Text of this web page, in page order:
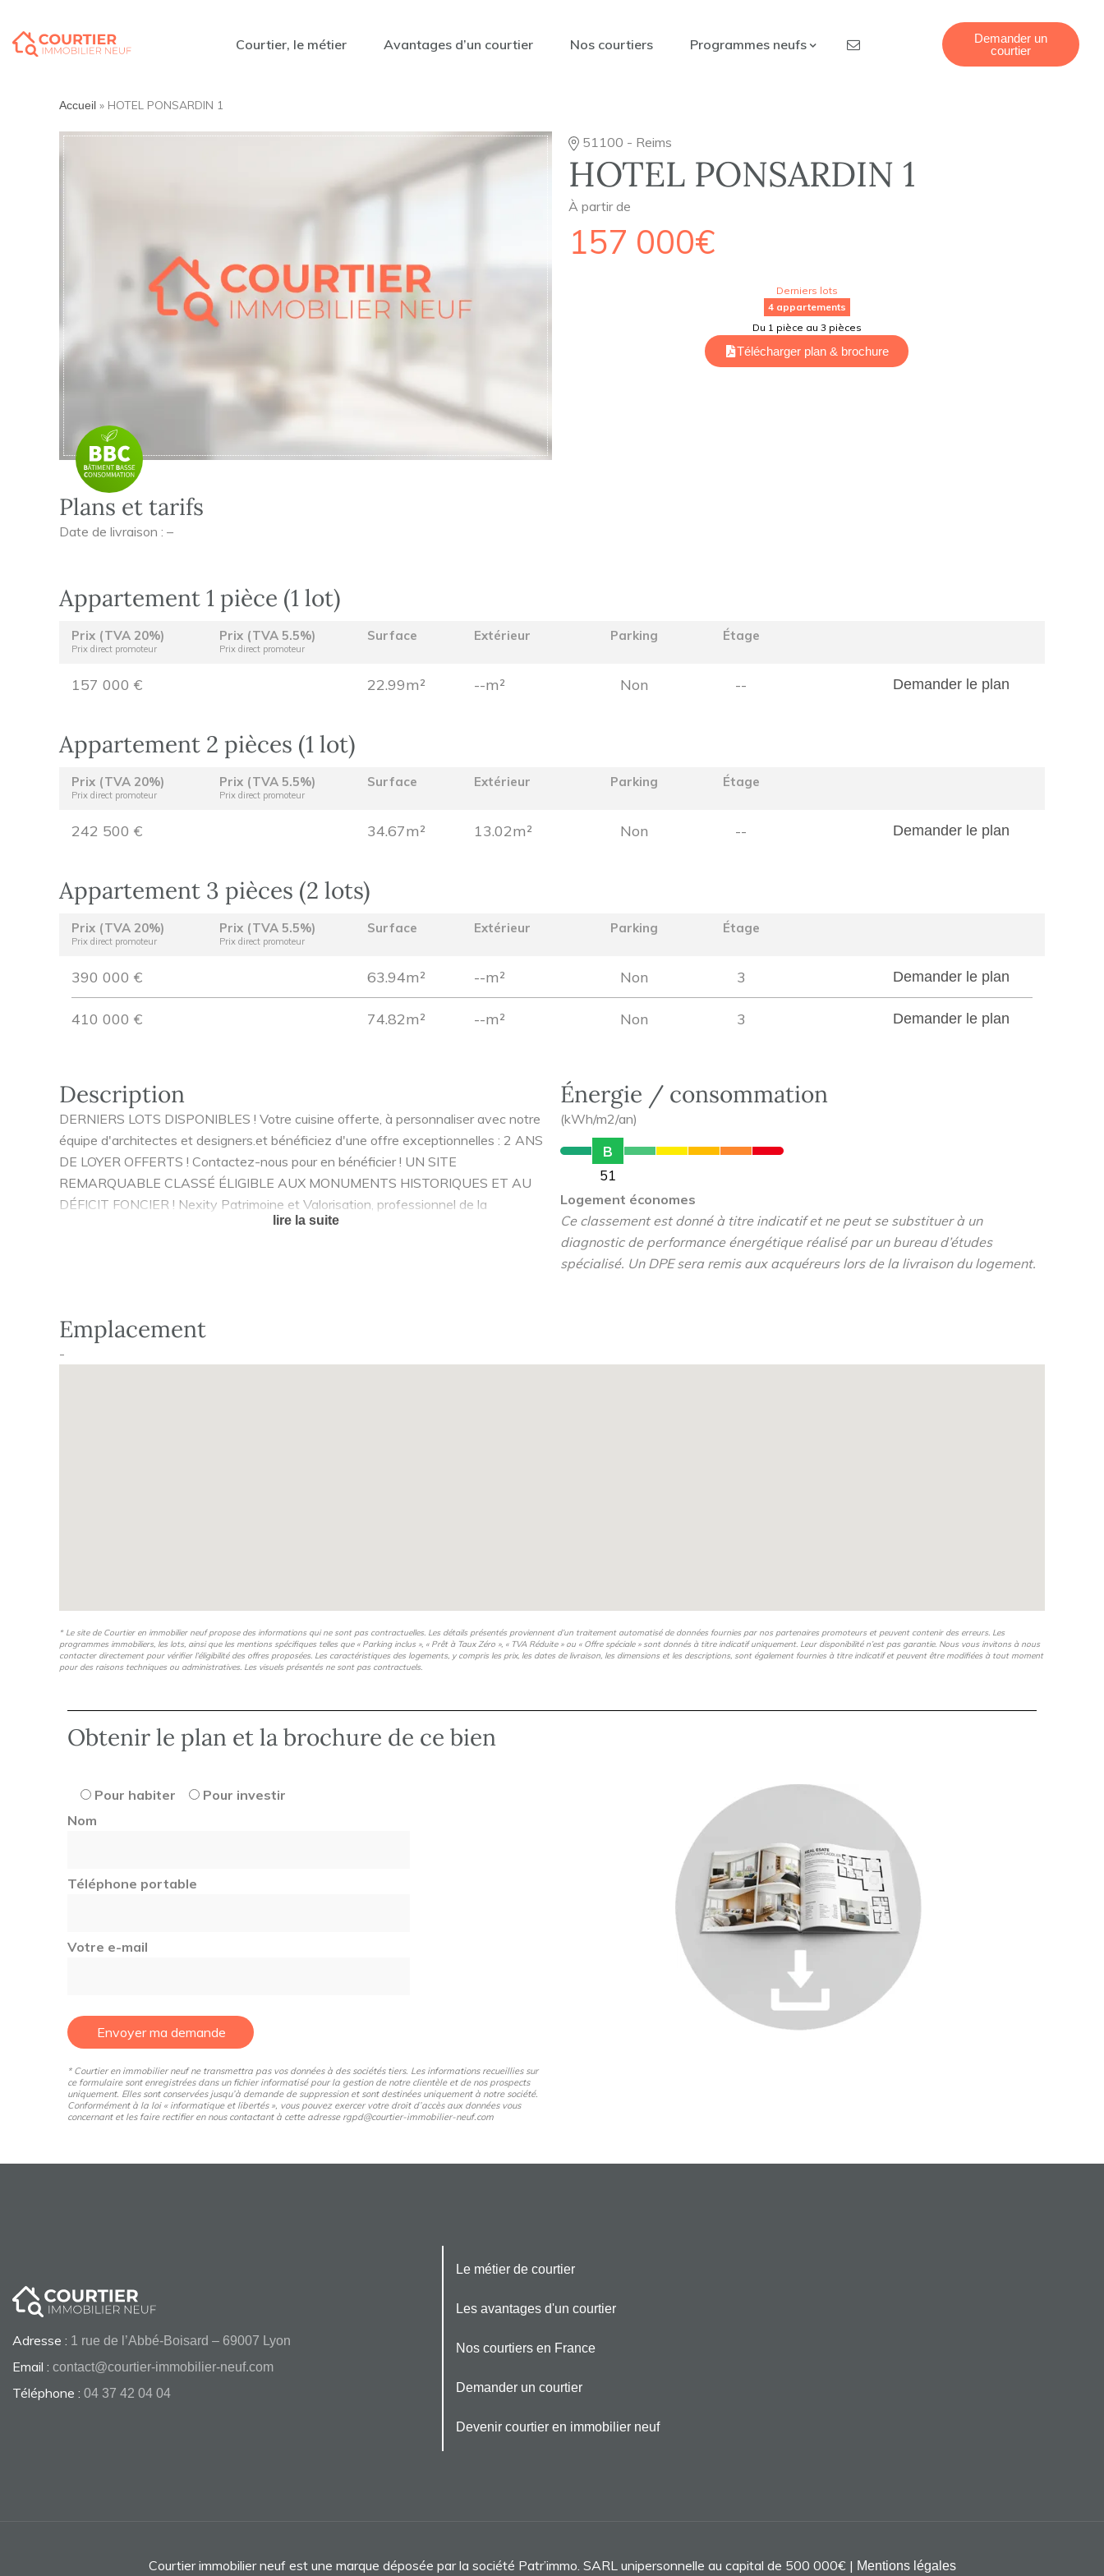
Courtier, le métier Avantages d’un courtier Nos courtiers Programmes neufs
Demander un
courtier
Accueil » HOTEL PONSARDIN 1
51100 - Reims
HOTEL PONSARDIN 1
À partir de
157 000€
Derniers lots
4 appartements
Du 1 pièce au 3 pièces
Télécharger plan & brochure
Plans et tarifs
Date de livraison : –
Appartement 1 pièce (1 lot)
Prix (TVA 20%)
Prix direct promoteur
Prix (TVA 5.5%)
Prix direct promoteur
Surface Extérieur Parking Étage
157 000 € 22.99m² --m² Non -- Demander le plan
Appartement 2 pièces (1 lot)
Prix (TVA 20%)
Prix direct promoteur
Prix (TVA 5.5%)
Prix direct promoteur
Surface Extérieur Parking Étage
242 500 € 34.67m² 13.02m² Non -- Demander le plan
Appartement 3 pièces (2 lots)
Prix (TVA 20%)
Prix direct promoteur
Prix (TVA 5.5%)
Prix direct promoteur
Surface Extérieur Parking Étage
390 000 € 63.94m² --m² Non 3 Demander le plan
410 000 € 74.82m² --m² Non 3 Demander le plan
Description
DERNIERS LOTS DISPONIBLES ! Votre cuisine offerte, à personnaliser avec notre
équipe d'architectes et designers.et bénéficiez d'une offre exceptionnelles : 2 ANS
DE LOYER OFFERTS ! Contactez-nous pour en bénéficier ! UN SITE
REMARQUABLE CLASSÉ ÉLIGIBLE AUX MONUMENTS HISTORIQUES ET AU
DÉFICIT FONCIER ! Nexity Patrimoine et Valorisation, professionnel de la
restauration de bâtiment, propose de donner un nouveau souffle à l'Hôtel Ponsardin
bien classé et profitez d'avantages fiscaux exceptionnels.
lire la suite
Énergie / consommation
(kWh/m2/an)
B
51
Logement économes
Ce classement est donné à titre indicatif et ne peut se substituer à un
diagnostic de performance énergétique réalisé par un bureau d’études
spécialisé. Un DPE sera remis aux acquéreurs lors de la livraison du logement.
Emplacement
-
* Le site de Courtier en immobilier neuf propose des informations qui ne sont pas contractuelles. Les détails présentés proviennent d’un traitement automatisé de données fournies par nos partenaires promoteurs et peuvent contenir des erreurs. Les
programmes immobiliers, les lots, ainsi que les mentions spécifiques telles que « Parking inclus », « Prêt à Taux Zéro », « TVA Réduite » ou « Offre spéciale » sont donnés à titre indicatif uniquement. Leur disponibilité n’est pas garantie. Nous vous invitons à nous
contacter directement pour vérifier l’éligibilité des offres proposées. Les caractéristiques des logements, y compris les prix, les dates de livraison, les dimensions et les descriptions, sont également fournies à titre indicatif et peuvent être modifiées à tout moment
pour des raisons techniques ou administratives. Les visuels présentés ne sont pas contractuels.
Obtenir le plan et la brochure de ce bien
Pour habiter
Pour investir
Nom
Téléphone portable
Votre e-mail
Envoyer ma demande
* Courtier en immobilier neuf ne transmettra pas vos données à des sociétés tiers. Les informations recueillies sur
ce formulaire sont enregistrées dans un fichier informatisé pour la gestion de notre clientèle et de nos prospects
uniquement. Elles sont conservées jusqu’à demande de suppression et sont destinées uniquement à notre société.
Conformément à la loi « informatique et libertés », vous pouvez exercer votre droit d’accès aux données vous
concernant et les faire rectifier en nous contactant à cette adresse rgpd@courtier-immobilier-neuf.com
Adresse : 1 rue de l’Abbé-Boisard – 69007 Lyon
Email : contact@courtier-immobilier-neuf.com
Téléphone : 04 37 42 04 04
Le métier de courtier
Les avantages d'un courtier
Nos courtiers en France
Demander un courtier
Devenir courtier en immobilier neuf
Courtier immobilier neuf est une marque déposée par la société Patr’immo. SARL unipersonnelle au capital de 500 000€ | Mentions légales